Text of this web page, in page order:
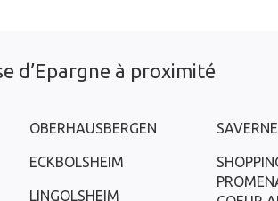
d’Epargne à proximité
OBERHAUSBERGEN
ECKBOLSHEIM
LINGOLSHEIM
SAVERNE